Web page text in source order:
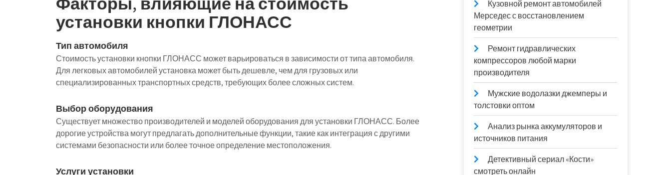
установки кнопки ГЛОНАСС
Тип автомобиля
Стоимость установки кнопки ГЛОНАСС может варьироваться в зависимости от типа автомобиля.
Для легковых автомобилей установка может быть дешевле, чем для грузовых или
специализированных транспортных средств, требующих более сложных систем.
Выбор оборудования
Существует множество производителей и моделей оборудования для установки ГЛОНАСС. Более
дорогие устройства могут предлагать дополнительные функции, такие как интеграция с другими
системами безопасности или более точное определение местоположения.
Услуги установки
Кузовной ремонт автомобилей
Мерседес с восстановлением
геометрии
Ремонт гидравлических
компрессоров любой марки
производителя
Мужские водолазки джемперы и
толстовки оптом
Анализ рынка аккумуляторов и
источников питания
Детективный сериал «Кости»
смотреть онлайн